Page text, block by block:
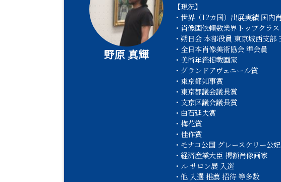
野原 真輝
【現況】
・世界（12カ国）出展実績 国
・肖像画依頼数業界トップクラ
・朔日会 本部役員 東京城西支部
・全日本肖像美術協会 準会員
・美術年鑑掲載画家
・グランドアヴェニール賞
・東京都知事賞
・東京都議会議長賞
・文京区議会議長賞
・白石延夫賞
・梅花賞
・佳作賞
・モナコ公国 グレースケリー公
・経済産業大臣 掲額肖像画家
・ル サロン展 入選
・他 入選 推薦 招待 等多数